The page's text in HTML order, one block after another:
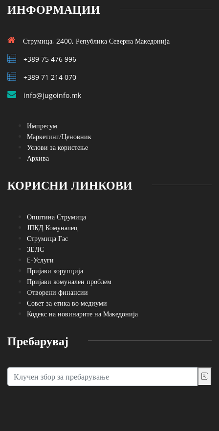
ИНФОРМАЦИИ
Струмица, 2400, Република Северна Македонија
+389 75 476 996
+389 71 214 070
info@jugoinfo.mk
Импресум
Маркетинг/Ценовник
Услови за користење
Архива
КОРИСНИ ЛИНКОВИ
Општина Струмица
ЈПКД Комуналец
Струмица Гас
ЗЕЛС
E-Услуги
Пријави корупција
Пријави комунален проблем
Oтворени финансии
Совет за етика во медиуми
Кодекс на новинарите на Македонија
Пребарувај